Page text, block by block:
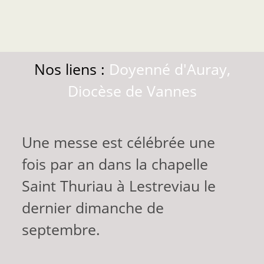
Nos liens : Doyenné d'Auray,
Diocèse de Vannes
Une messe est célébrée une
fois par an dans la chapelle
Saint Thuriau à Lestreviau le
dernier dimanche de
septembre.